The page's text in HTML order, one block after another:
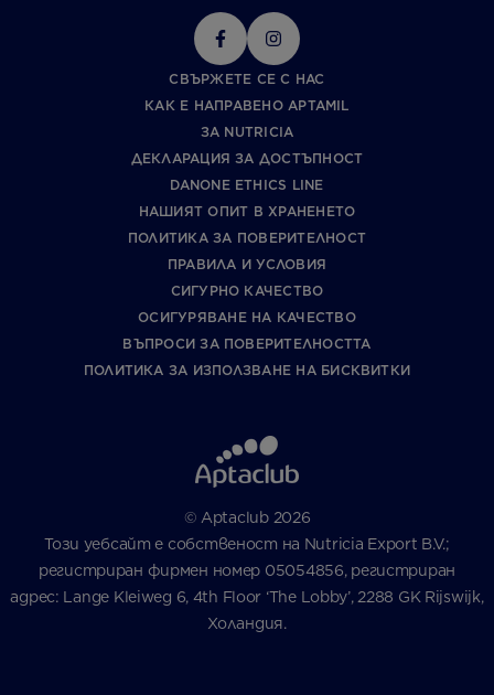
СВЪРЖЕТЕ СЕ С НАС
КАК Е НАПРАВЕНО APTAMIL
ЗА NUTRICIA
ДЕКЛАРАЦИЯ ЗА ДОСТЪПНОСТ
DANONE ETHICS LINE
НАШИЯТ ОПИТ В ХРАНЕНЕТО
ПОЛИТИКА ЗА ПОВЕРИТЕЛНОСТ
ПРАВИЛА И УСЛОВИЯ
СИГУРНО КАЧЕСТВО
ОСИГУРЯВАНЕ НА КАЧЕСТВО
ВЪПРОСИ ЗА ПОВЕРИТЕЛНОСТТА
ПОЛИТИКА ЗА ИЗПОЛЗВАНЕ НА БИСКВИТКИ
© Aptaclub 2026
Този уебсайт е собственост на Nutricia Export B.V.;
регистриран фирмен номер 05054856, регистриран
адрес: Lange Kleiweg 6, 4th Floor ‘The Lobby’, 2288 GK Rijswijk,
Холандия.